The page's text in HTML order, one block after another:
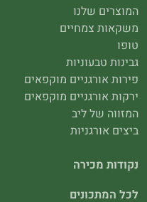
המוצרים שלנו
משקאות צמחיים
טופו
גבינות טבעוניות
פירות אורגניים מוקפאים
ירקות אורגניים מוקפאים
המזווה של ליב
ביצים אורגניות
נקודות מכירה
לכל המתכונים